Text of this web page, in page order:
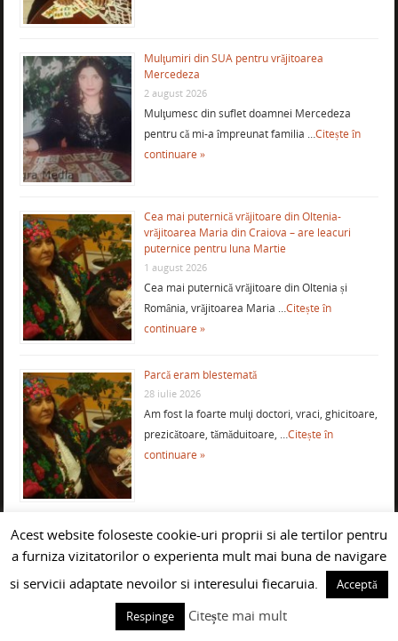
Mulţumiri din SUA pentru vrăjitoarea
Mercedeza
2 august 2026
Mulţumesc din suflet doamnei Mercedeza
pentru că mi-a împreunat familia …Citește în
continuare »
Cea mai puternică vrăjitoare din Oltenia-
vrăjitoarea Maria din Craiova – are leacuri
puternice pentru luna Martie
1 august 2026
Cea mai puternică vrăjitoare din Oltenia și
România, vrăjitoarea Maria …Citește în
continuare »
Parcă eram blestemată
28 iulie 2026
Am fost la foarte mulţi doctori, vraci, ghicitoare,
prezicătoare, tămăduitoare, …Citește în
continuare »
Mulţumiri pentru vrăjitoarea Maria, cea mai
bună din Oltenia
27 iulie 2026
Mulţumesc din suflet doamnei Maria pentru
ajutorul acordat în a-mi …
Citește în continuare
»
Acest website foloseste cookie-uri proprii si ale tertilor pentru
a furniza vizitatorilor o experienta mult mai buna de navigare
si servicii adaptate nevoilor si interesului fiecaruia.
Acceptă
Respinge
Citește mai mult